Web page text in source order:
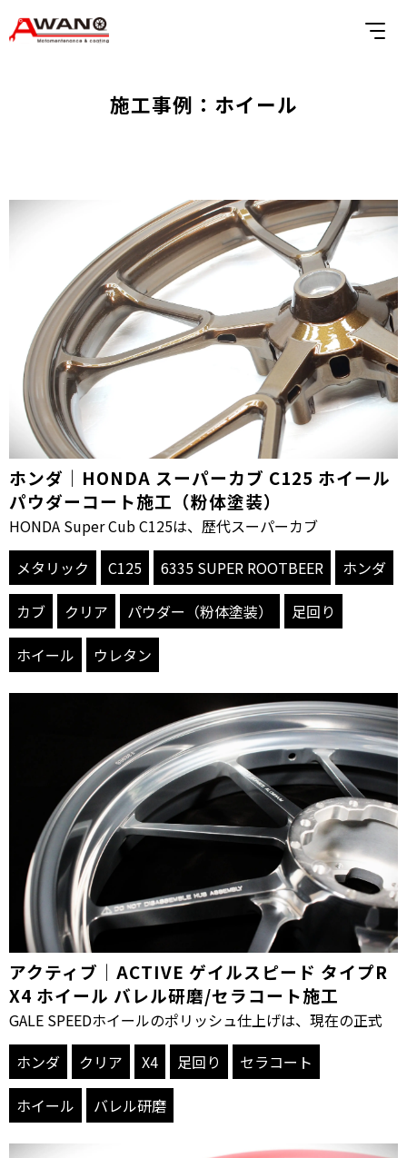
施工事例：ホイール
ホンダ｜HONDA スーパーカブ C125 ホイール
パウダーコート施工（粉体塗装）
HONDA Super Cub C125は、歴代スーパーカブ
メタリック
C125 6335 SUPER ROOTBEER
ホンダ
カブ
クリア パウダー（粉体塗装）
足回り
ホイール
ウレタン
アクティブ｜ACTIVE ゲイルスピード タイプR
X4 ホイール バレル研磨/セラコート施工
GALE SPEEDホイールのポリッシュ仕上げは、現在の正式
ホンダ
クリア X4 足回り
セラコート
ホイール
バレル研磨